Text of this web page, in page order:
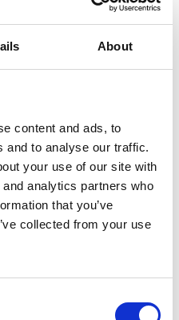
About
content and ads, to
and to analyse our traffic.
your use of our site with
analytics partners who
that you’ve
collected from your use
de atención a
Ni siquiera la
puede salvar una
tarde.
de los
sido tan